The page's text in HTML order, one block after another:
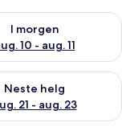
10
I morgen
10 - aug. 11
for i
14 - aug. 16
Neste helg
21 - aug. 23
for